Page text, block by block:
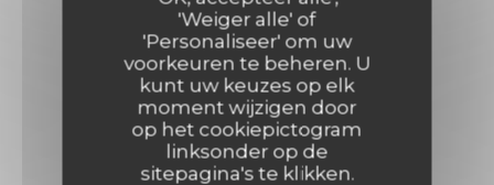
'Weiger alle' of
'Personaliseer' om uw
voorkeuren te beheren. U
kunt uw keuzes op elk
moment wijzigen door
op het cookiepictogram
linksonder op de
sitepagina's te klikken.